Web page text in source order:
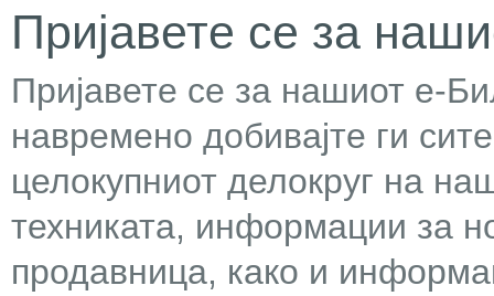
Пријавете се за
Пријавете се за нашиот е-
навремено добивајте ги
целокупниот делокруг на
техниката, информации за
продавница, како и